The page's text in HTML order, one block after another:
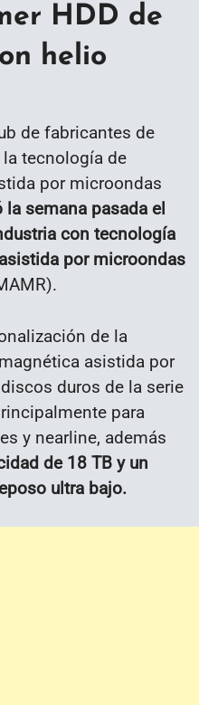
HDD de
helio
de fabricantes de
tecnología de
por microondas
la semana pasada el
con tecnología
por microondas
de la
asistida por
duros de la serie
para
y nearline, además
de 18 TB y un
ultra bajo.